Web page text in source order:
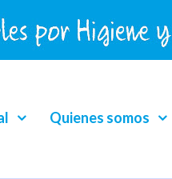
Quienes somos